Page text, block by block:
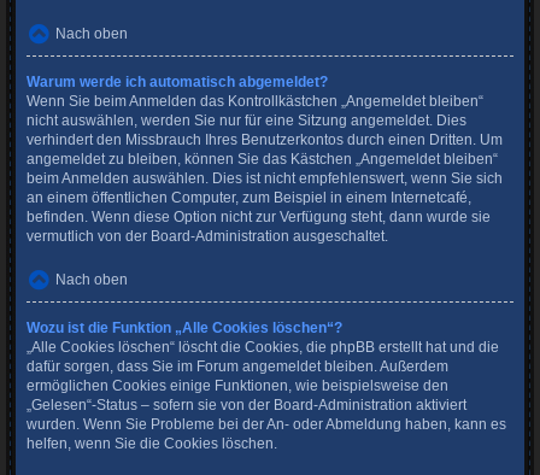
Nach oben
Warum werde ich automatisch abgemeldet?
Wenn Sie beim Anmelden das Kontrollkästchen „Angemeldet bleiben“
nicht auswählen, werden Sie nur für eine Sitzung angemeldet. Dies
verhindert den Missbrauch Ihres Benutzerkontos durch einen Dritten. Um
angemeldet zu bleiben, können Sie das Kästchen „Angemeldet bleiben“
beim Anmelden auswählen. Dies ist nicht empfehlenswert, wenn Sie sich
an einem öffentlichen Computer, zum Beispiel in einem Internetcafé,
befinden. Wenn diese Option nicht zur Verfügung steht, dann wurde sie
vermutlich von der Board-Administration ausgeschaltet.
Nach oben
Wozu ist die Funktion „Alle Cookies löschen“?
„Alle Cookies löschen“ löscht die Cookies, die phpBB erstellt hat und die
dafür sorgen, dass Sie im Forum angemeldet bleiben. Außerdem
ermöglichen Cookies einige Funktionen, wie beispielsweise den
„Gelesen“-Status – sofern sie von der Board-Administration aktiviert
wurden. Wenn Sie Probleme bei der An- oder Abmeldung haben, kann es
helfen, wenn Sie die Cookies löschen.